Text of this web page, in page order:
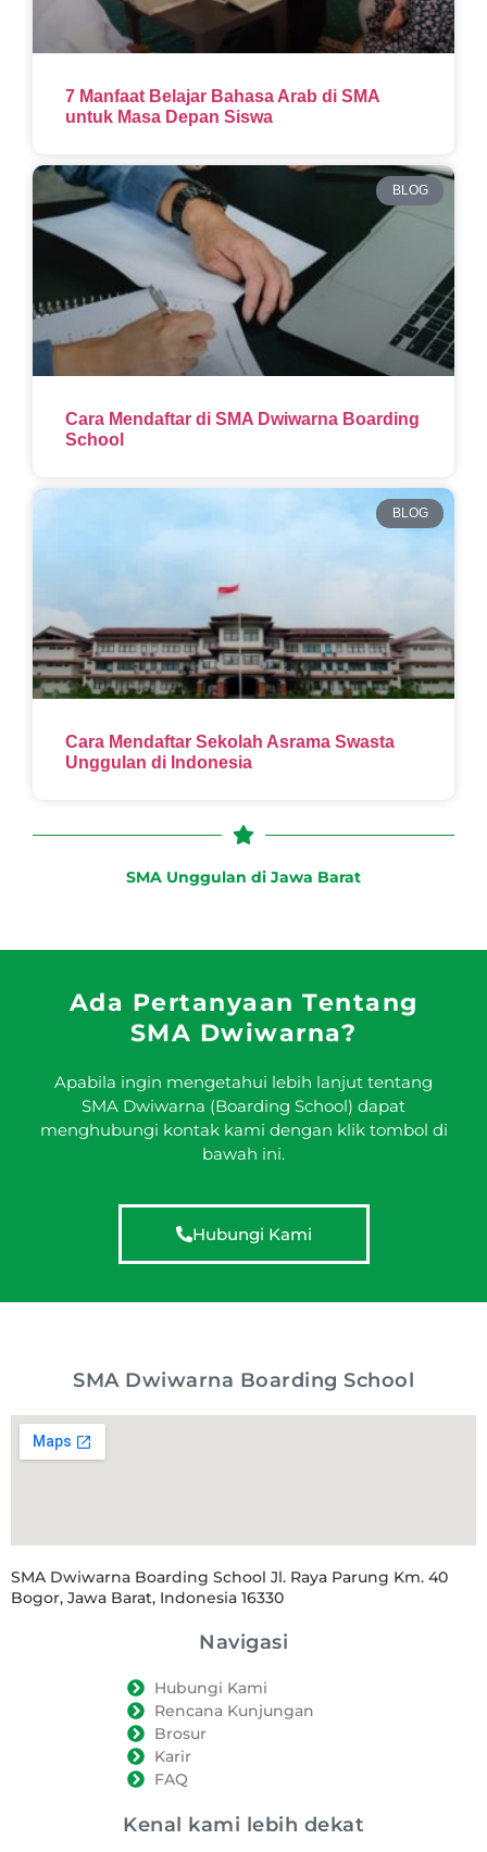
7 Manfaat Belajar Bahasa Arab di SMA
untuk Masa Depan Siswa
BLOG
Cara Mendaftar di SMA Dwiwarna Boarding
School
BLOG
Cara Mendaftar Sekolah Asrama Swasta
Unggulan di Indonesia
SMA Unggulan di Jawa Barat
Ada Pertanyaan Tentang
SMA Dwiwarna?
Apabila ingin mengetahui lebih lanjut tentang
SMA Dwiwarna (Boarding School) dapat
menghubungi kontak kami dengan klik tombol di
bawah ini.
Hubungi Kami
SMA Dwiwarna Boarding School
SMA Dwiwarna Boarding School Jl. Raya Parung Km. 40
Bogor, Jawa Barat, Indonesia 16330
Navigasi
Hubungi Kami
Rencana Kunjungan
Brosur
Karir
FAQ
Kenal kami lebih dekat